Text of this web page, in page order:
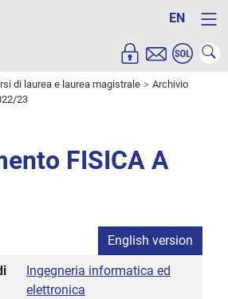
EN
di laurea e laurea magistrale
Archivio
23
FISICA A
English version
Ingegneria informatica ed
elettronica